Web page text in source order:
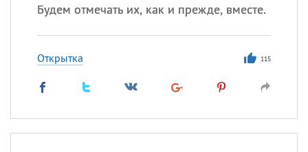
Будем отмечать их, как и прежде, вместе.
Открытка 115